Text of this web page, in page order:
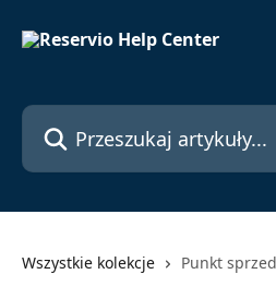
Przeszukaj artykuły...
Wszystkie kolekcje Punkt